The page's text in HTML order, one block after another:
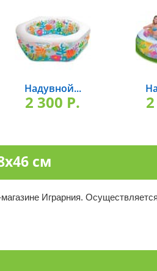
Надувной...
2 300 P.
см
Играрния.